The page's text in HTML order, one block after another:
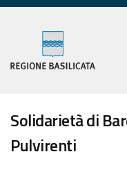
Solidarietà di
Pulvirenti